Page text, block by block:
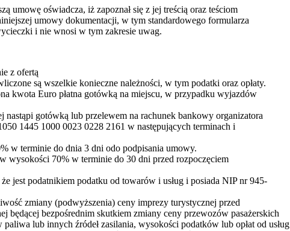
umowę oświadcza, iż zapoznał się z jej treścią oraz teściom
umowy dokumentacji, w tym standardowego formularza
i nie wnosi w tym zakresie uwag.
z ofertą
są wszelkie konieczne należności, w tym podatki oraz opłaty.
kwota Euro płatna gotówką na miejscu, w przypadku wyjazdów
nastąpi gotówką lub przelewem na rachunek bankowy organizatora
1445 1000 0023 0228 2161 w następujących terminach i
w terminie do dnia 3 dni odo podpisania umowy.
wysokości 70% w terminie do 30 dni przed rozpoczęciem
jest podatnikiem podatku od towarów i usług i posiada NIP nr 945-
zmiany (podwyższenia) ceny imprezy turystycznej przed
będącej bezpośrednim skutkiem zmiany ceny przewozów pasażerskich
lub innych źródeł zasilania, wysokości podatków lub opłat od usług